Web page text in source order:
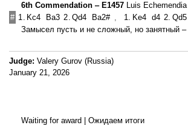
6th Commendation ‒ E1457 Luis
# 1. Kc4 Ba3 2. Qd4 Ba2# , 1. Ke4 d4 2. Qd5
Замысел пусть и не сложный, но занятный
Judge: Valery Gurov (Russia)
January 21, 2026
Waiting for award | Ожидаем итоги